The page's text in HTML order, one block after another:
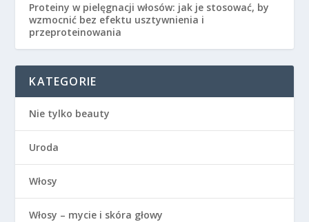
Proteiny w pielęgnacji włosów: jak je stosować, by
wzmocnić bez efektu usztywnienia i
przeproteinowania
KATEGORIE
Nie tylko beauty
Uroda
Włosy
Włosy – mycie i skóra głowy